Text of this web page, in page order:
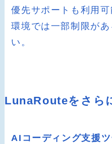
優先サポートも利用
環境では一部制限が
い。
LunaRouteをさら
AIコーディング支援